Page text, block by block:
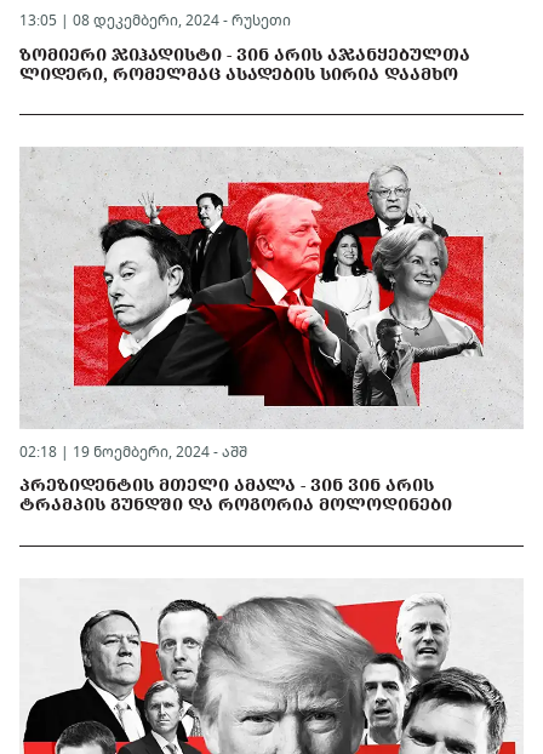
13:05 | 08 დეკემბერი, 2024 - რუსეთი
ᲖᲝᲛᲘᲔᲠᲘ ᲯᲘᲰᲐᲓᲘᲡᲢᲘ - ᲕᲘᲜ ᲐᲠᲘᲡ ᲐᲯᲐᲜᲧᲔᲑᲣᲚᲗᲐ
ᲚᲘᲓᲔᲠᲘ, ᲠᲝᲛᲔᲚᲛᲐᲪ ᲐᲡᲐᲓᲔᲑᲘᲡ ᲡᲘᲠᲘᲐ ᲓᲐᲐᲛᲮᲝ
02:18 | 19 ნოემბერი, 2024 - აშშ
ᲞᲠᲔᲖᲘᲓᲔᲜᲢᲘᲡ ᲛᲗᲔᲚᲘ ᲐᲛᲐᲚᲐ - ᲕᲘᲜ ᲕᲘᲜ ᲐᲠᲘᲡ
ᲢᲠᲐᲛᲞᲘᲡ ᲒᲣᲜᲓᲨᲘ ᲓᲐ ᲠᲝᲒᲝᲠᲘᲐ ᲛᲝᲚᲝᲓᲘᲜᲔᲑᲘ